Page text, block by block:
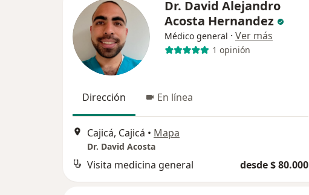
Dr. David Alejandro
Acosta Hernandez
Médico general · Ver más
1 opinión
Dirección En línea
Cajicá, Cajicá • Mapa
Dr. David Acosta
Visita medicina general desde $ 80.000